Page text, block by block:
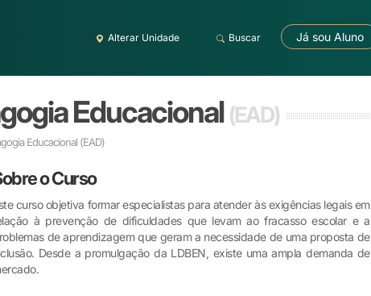
Alterar Unidade Buscar Já sou Aluno
Educacional (EAD)
Educacional (EAD)
o Curso
curso objetiva formar especialistas para atender às exigências legais em
à prevenção de dificuldades que levam ao fracasso escolar e a
de aprendizagem que geram a necessidade de uma proposta de
Desde a promulgação da LDBEN, existe uma ampla demanda de